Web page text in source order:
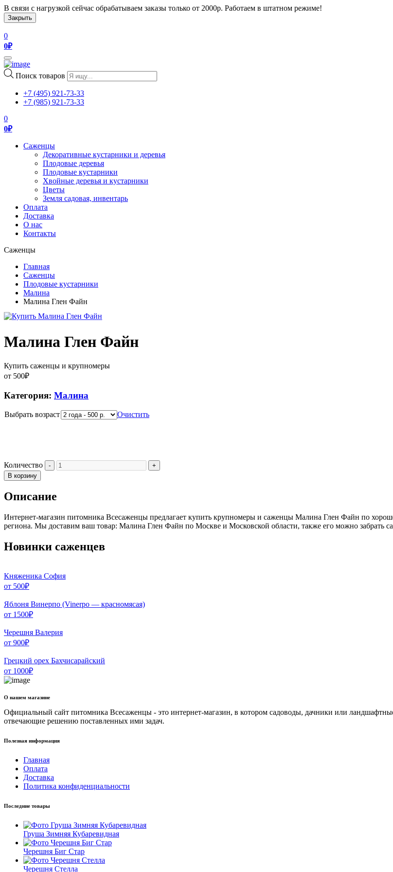
В связи с нагрузкой сейчас обрабатываем заказы только от 2000р. Работаем в штатном режиме!
Закрыть
0
0₽
Toggle
navigation
Поиск товаров
+7 (495) 921-73-33
+7 (985) 921-73-33
0
0₽
Саженцы
Декоративные кустарники и деревья
Плодовые деревья
Плодовые кустарники
Хвойные деревья и кустарники
Цветы
Земля садовая, инвентарь
Оплата
Доставка
О нас
Контакты
Саженцы
Главная
Саженцы
Плодовые кустарники
Малина
Малина Глен Файн
Малина Глен Файн
Купить саженцы и крупномеры
от 500₽
Категория: Малина
Выбрать возраст Очистить
Количество
В корзину
Описание
Интернет-магазин питомника Всесаженцы предлагает купить крупномеры и саженцы Малина Глен Файн по
региона. Мы доставим ваш товар: Малина Глен Файн по Москве и Московской области, также его можно забрать
Новинки саженцев
Княженика София
от 500₽
Яблоня Винерпо (Vinerpo — красномясая)
от 1500₽
Черешня Валерия
от 900₽
Грецкий орех Бахчисарайский
от 1000₽
О нашем магазине
Официальный сайт питомника Всесаженцы - это интернет-магазин, в котором садоводы, дачники или
отвечающие решению поставленных ими задач.
Полезная информация
Главная
Оплата
Доставка
Политика конфиденциальности
Последние товары
Груша Зимняя Кубаревидная
Черешня Биг Стар
Черешня Стелла